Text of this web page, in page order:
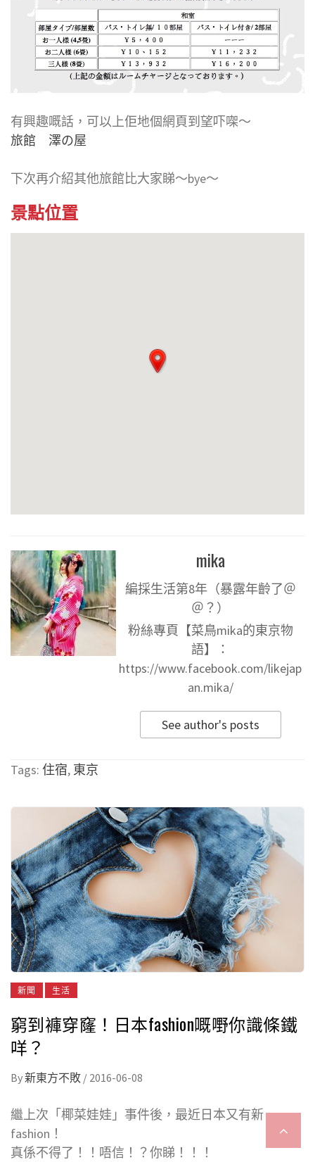
有興趣嘅話，可以上佢地個網頁到望吓㗎～
旅館 澤の屋
下次再介紹其他旅館比大家睇～bye～
景點位置
mika
編採生活第8年（暴露年齡了＠
＠？）
粉絲專頁【菜鳥mika的東京物
語】：
https://www.facebook.com/likejap
an.mika/
See author's posts
Tags: 住宿, 東京
新聞 生活
窮到褲穿窿！日本fashion嘅嘢你識條鐵
咩？
By新東方不敗 / 2016-06-08
繼上次「椰菜娃娃」事件後，最近日本又有新
fashion！
真係不得了！！唔信！？你睇！！！